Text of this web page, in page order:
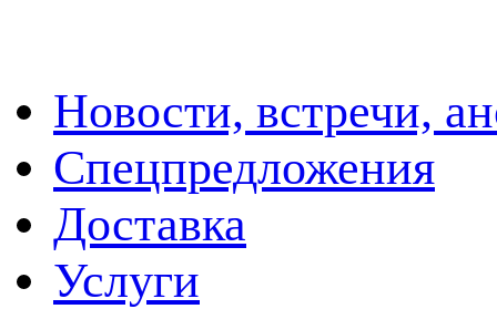
Новости, встречи,
Спецпредложения
Доставка
Услуги